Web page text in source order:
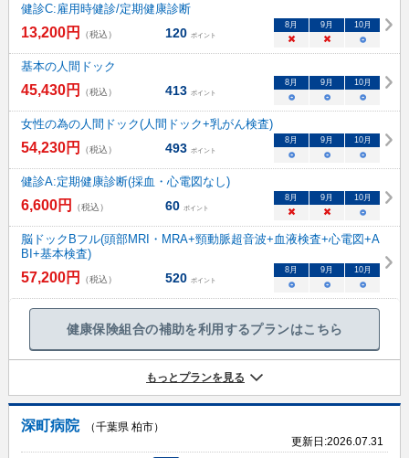
健診C:雇用時健診/定期健康診断
13,200円 （税込） 120 ポイント
8 月 9 月 10月
× × ○
基本の人間ドック
45,430円 （税込） 413 ポイント
8 月 9 月 10月
○ ○ ○
女性の為の人間ドック(人間ドック+乳がん検査)
54,230円 （税込） 493 ポイント
8 月 9 月 10月
○ ○ ○
健診A:定期健康診断(採血・心電図なし)
6,600円 （税込） 60 ポイント
8 月 9 月 10月
× × ○
脳ドックBフル(頭部MRI・MRA+頸動脈超音波+血液検査+心電図+A
BI+基本検査)
57,200円 （税込） 520 ポイント
8 月 9 月 10月
○ ○ ○
健康保険組合の補助を利用するプランはこちら
もっとプランを見る
深町病院
（千葉県 柏市）
更新日:2026.07.31